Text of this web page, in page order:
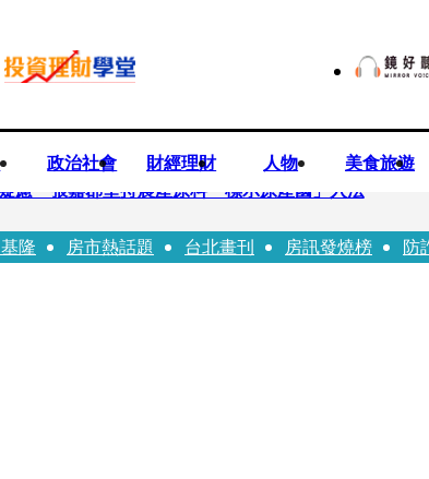
政治社會 財經理財 人物 美食旅遊
慮 張嘉郡堅持農產原料「標示原產國」入法
場！」饒河夜市小吃店把簽名塗掉 沈伯洋：舉雙手
隆 房市熱話題 台北畫刊 房訊發燒榜 防